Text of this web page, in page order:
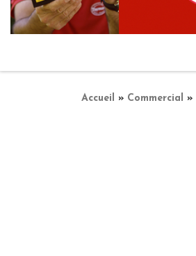
Accueil » Commercial »